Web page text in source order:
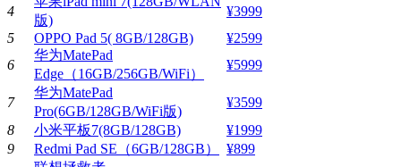
4
版)
¥3999
5
OPPO Pad 5( 8GB/128GB)
¥2599
6
华为MatePad
Edge（16GB/256GB/WiFi）
¥5999
7
华为MatePad
Pro(6GB/128GB/WiFi版)
¥3599
8
小米平板7(8GB/128GB)
¥1999
9
Redmi Pad SE（6GB/128GB）
¥899